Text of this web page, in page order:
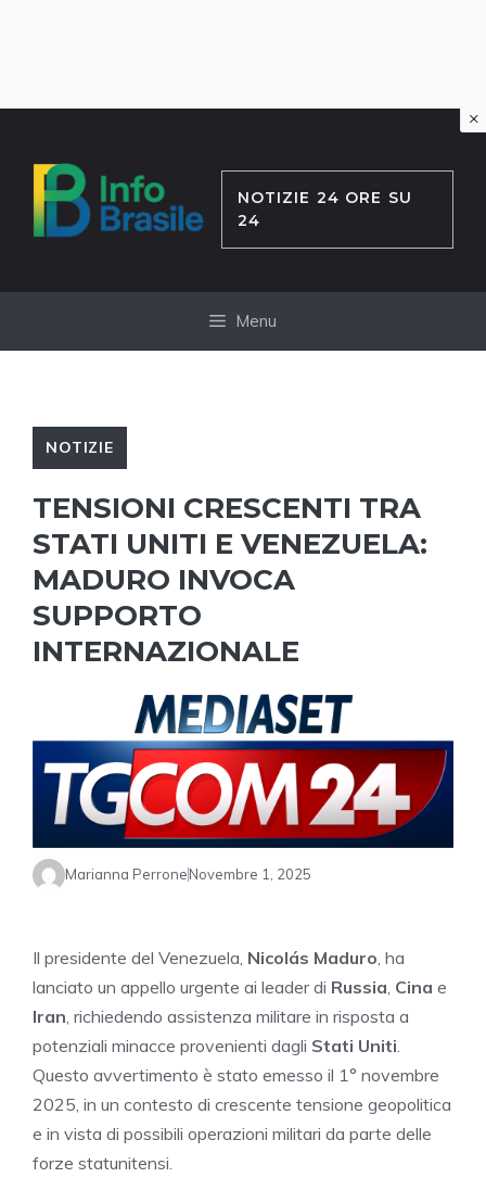
contenuto
NOTIZIE 24 ORE SU
24
Menu
NOTIZIE
TENSIONI CRESCENTI TRA
STATI UNITI E VENEZUELA:
MADURO INVOCA
SUPPORTO
INTERNAZIONALE
Marianna PerroneNovembre 1, 2025
Il presidente del Venezuela, Nicolás Maduro , ha
lanciato un appello urgente ai leader di Russia Cina e
Iran , richiedendo assistenza militare in risposta a
potenziali minacce provenienti dagli Stati Uniti
Questo avvertimento è stato emesso il 1° novembre
2025, in un contesto di crescente tensione geopolitica
e in vista di possibili operazioni militari da parte delle
forze statunitensi.
×